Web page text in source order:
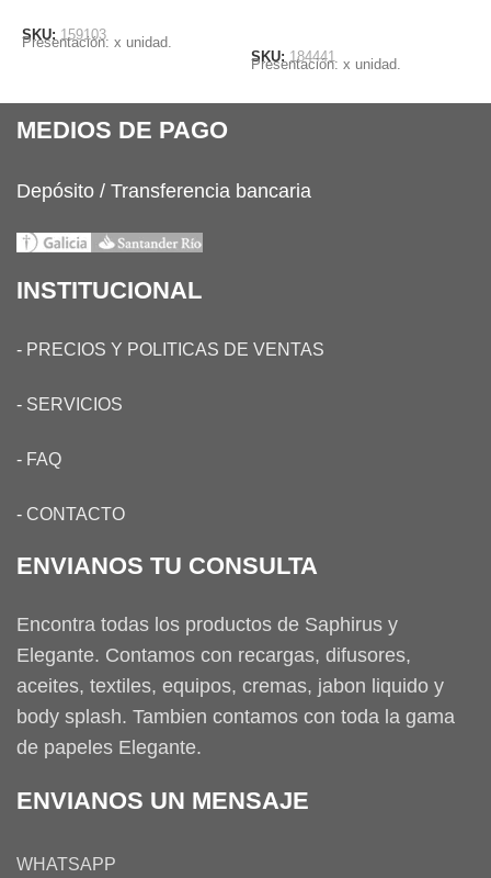
SKU: 159103
Presentación: x unidad.
SKU: 184441
Presentación: x unidad.
MEDIOS DE PAGO
Depósito / Transferencia bancaria
INSTITUCIONAL
- PRECIOS Y POLITICAS DE VENTAS
- SERVICIOS
- FAQ
- CONTACTO
ENVIANOS TU CONSULTA
Encontra todas los productos de Saphirus y
Elegante. Contamos con recargas, difusores,
aceites, textiles, equipos, cremas, jabon liquido y
body splash. Tambien contamos con toda la gama
de papeles Elegante.
ENVIANOS UN MENSAJE
WHATSAPP